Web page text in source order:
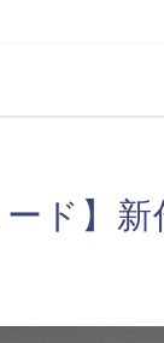
ード】